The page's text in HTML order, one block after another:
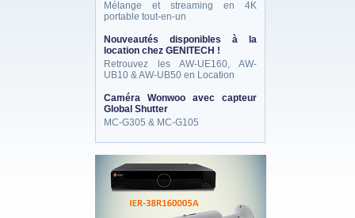
Mélange et streaming en 4K
portable tout-en-un
Nouveautés disponibles à la
location chez GENITECH !
Retrouvez les AW-UE160, AW-
UB10 & AW-UB50 en Location
Caméra Wonwoo avec capteur
Global Shutter
MC-G305 & MC-G105